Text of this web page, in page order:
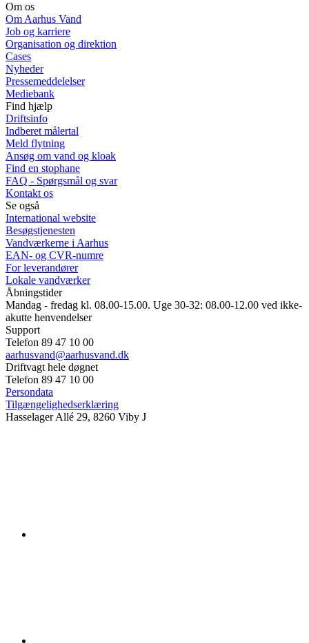
Om os
Om Aarhus Vand
Job og karriere
Organisation og direktion
Cases
Nyheder
Pressemeddelelser
Mediebank
Find hjælp
Driftsinfo
Indberet målertal
Meld flytning
Ansøg om vand og kloak
Find en stophane
FAQ - Spørgsmål og svar
Kontakt os
Se også
International website
Besøgstjenesten
Vandværkerne i Aarhus
EAN- og CVR-numre
For leverandører
Lokale vandværker
Åbningstider
Mandag - fredag kl. 08.00-15.00. Uge 30-32: 08.00-12.00 ved ikke-
akutte henvendelser
Support
Telefon 89 47 10 00
aarhusvand@aarhusvand.dk
Driftvagt hele døgnet
Telefon 89 47 10 00
Persondata
Tilgængelighedserklæring
Hasselager Allé 29, 8260 Viby J